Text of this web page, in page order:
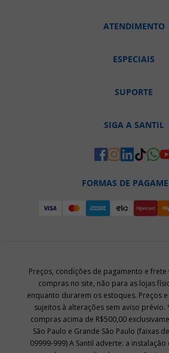
ATENDIMENTO
ESPECIAIS
SUPORTE
SIGA A SANTIL
FORMAS DE
Preços, condições de pagamento e
compras no site, não para as lojas
enquanto durarem os estoques. Preços
sujeitos à alterações sem aviso prévio.
compras acima de R$500,00
São Paulo e Grande São Paulo (faixas
09999-999) A Santil adverte: a